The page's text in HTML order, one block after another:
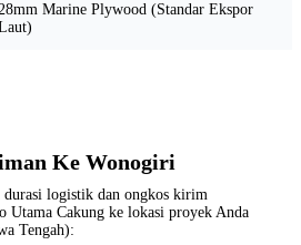
Marine Plywood (Standar Ekspor
Ke Wonogiri
durasi logistik dan ongkos kirim
Utama Cakung ke lokasi proyek Anda
Tengah):